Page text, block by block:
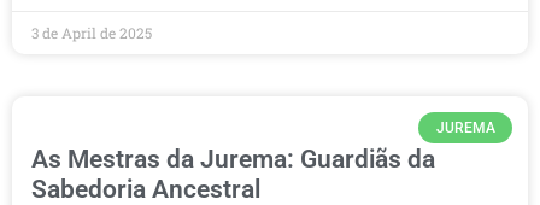
3 de April de 2025
JUREMA
As Mestras da Jurema: Guardiãs da
Sabedoria Ancestral